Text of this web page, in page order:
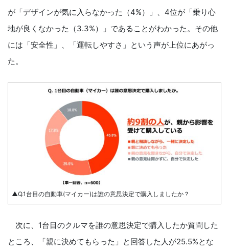
が「デザインが気に入らなかった（4%）」、4位が「乗り心
地が良くなかった（3.3%）」であることがわかった。その他
には「安全性」、「運転しやすさ」という声が上位にあがっ
た。
▲Q.1台目の自動車(マイカー)は誰の意思決定で購入しましたか？
次に、1台目のクルマを誰の意思決定で購入したか質問した
ところ、「親に決めてもらった」と回答した人が25.5%とな